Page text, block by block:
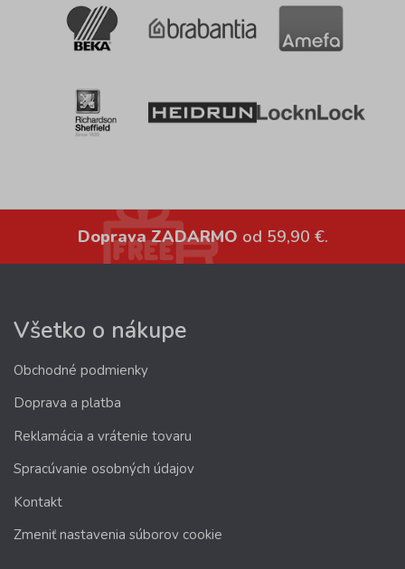
Doprava ZADARMO od 59,90 €.
Všetko o nákupe
Obchodné podmienky
Doprava a platba
Reklamácia a vrátenie tovaru
Spracúvanie osobných údajov
Kontakt
Zmeniť nastavenia súborov cookie